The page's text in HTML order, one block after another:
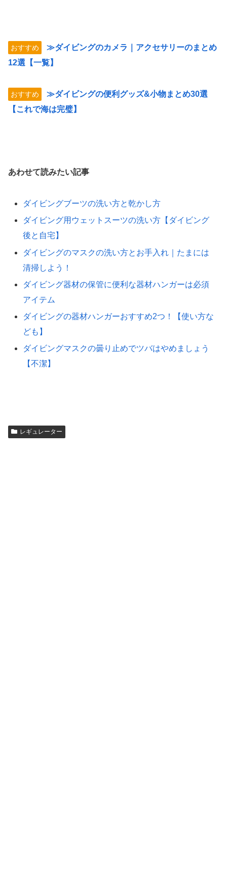
おすすめ
≫ダイビングのカメラ｜アクセサリーのまとめ
12選【一覧】
おすすめ
≫ダイビングの便利グッズ&小物まとめ30選
【これで海は完璧】
あわせて読みたい記事
ダイビングブーツの洗い方と乾かし方
ダイビング用ウェットスーツの洗い方【ダイビング
後と自宅】
ダイビングのマスクの洗い方とお手入れ｜たまには
清掃しよう！
ダイビング器材の保管に便利な器材ハンガーは必須
アイテム
ダイビングの器材ハンガーおすすめ2つ！【使い方な
ども】
ダイビングマスクの曇り止めでツバはやめましょう
【不潔】
レギュレーター